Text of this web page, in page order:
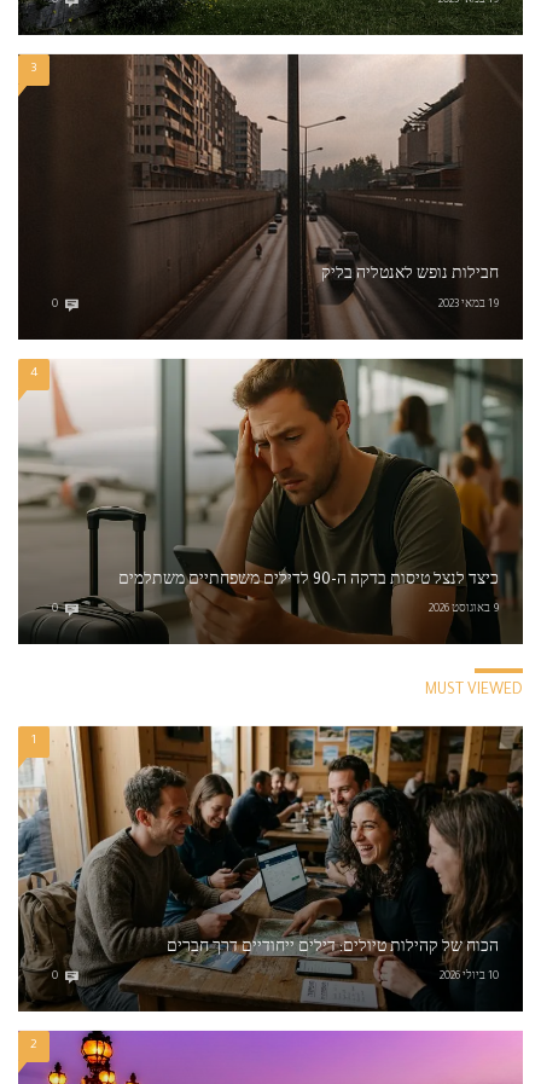
3
חבילות נופש לאנטליה בליק
19 במאי 2023 0
4
כיצד לנצל טיסות בדקה ה-90 לדילים משפחתיים משתלמים
9 באוגוסט 2026 0
MUST VIEWED
1
הכוח של קהילות טיולים: דילים ייחודיים דרך חברים
10 ביולי 2026 0
2